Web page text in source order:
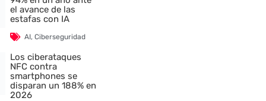
el avance de las
estafas con IA
AI,Ciberseguridad
Los ciberataques
NFC contra
smartphones se
disparan un 188% en
2026